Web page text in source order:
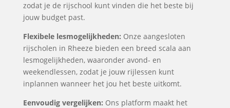
zodat je de rijschool kunt vinden die het beste bij
jouw budget past.
Flexibele lesmogelijkheden: Onze aangesloten
rijscholen in Rheeze bieden een breed scala aan
lesmogelijkheden, waaronder avond- en
weekendlessen, zodat je jouw rijlessen kunt
inplannen wanneer het jou het beste uitkomt.
Eenvoudig vergelijken: Ons platform maakt het